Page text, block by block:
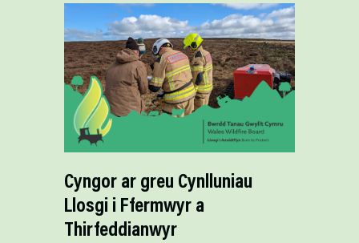
Cyngor ar greu Cynlluniau
Llosgi i Ffermwyr a
Thirfeddianwyr